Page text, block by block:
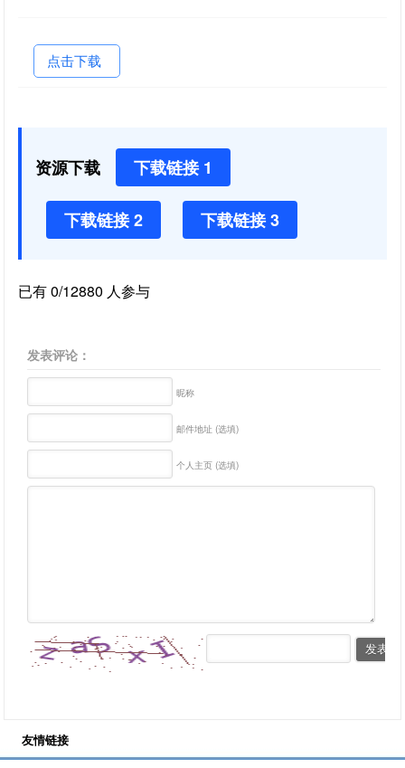
点击下载
资源下载 下载链接 1
下载链接 2 下载链接 3
已有 0/12880 人参与
发表评论：
昵称
邮件地址 (选填)
个人主页 (选填)
友情链接